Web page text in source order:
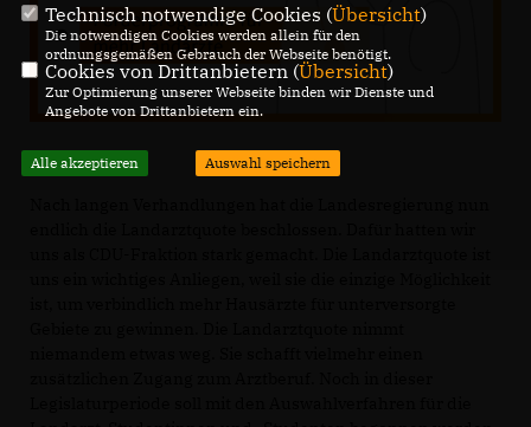
Technisch notwendige Cookies (Übersicht)
Die notwendigen Cookies werden allein für den
ordnungsgemäßen Gebrauch der Webseite benötigt.
Cookies von Drittanbietern (Übersicht)
Zur Optimierung unserer Webseite binden wir Dienste und
Angebote von Drittanbietern ein.
Alle akzeptieren Auswahl speichern